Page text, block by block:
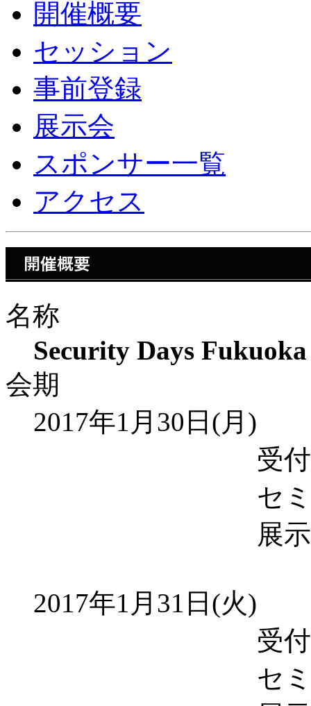
開催概要
セッション
事前登録
展示会
スポンサー一覧
アクセス
名称
Security Days Fukuoka
会期
2017年1月30日(月)
受付開始
セミナー ：
展示 ：
2017年1月31日(火)
受付開始
セミナー ：